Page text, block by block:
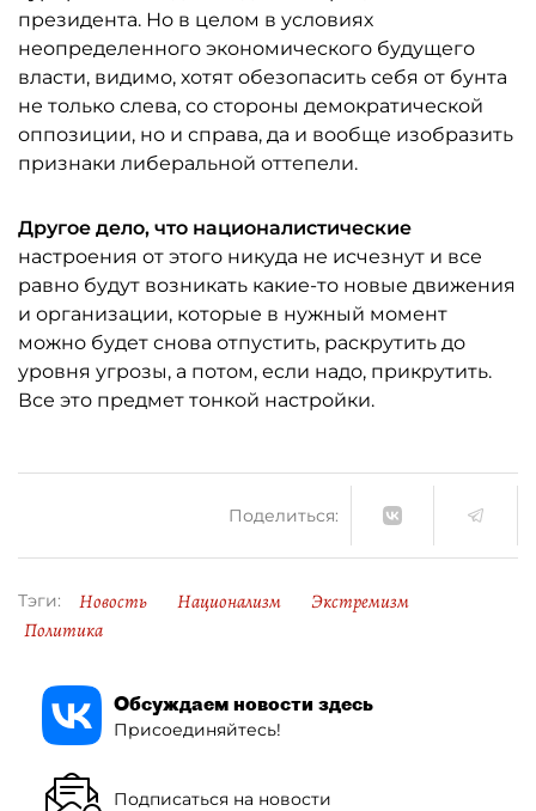
президента. Но в целом в условиях
неопределенного экономического будущего
власти, видимо, хотят обезопасить себя от бунта
не только слева, со стороны демократической
оппозиции, но и справа, да и вообще изобразить
признаки либеральной оттепели.
Другое дело, что националистические
настроения от этого никуда не исчезнут и все
равно будут возникать какие-то новые движения
и организации, которые в нужный момент
можно будет снова отпустить, раскрутить до
уровня угрозы, а потом, если надо, прикрутить.
Все это предмет тонкой настройки.
Поделиться:
Тэги: Новость Национализм
Экстремизм
Политика
Обсуждаем новости здесь
Присоединяйтесь!
Подписаться на новости